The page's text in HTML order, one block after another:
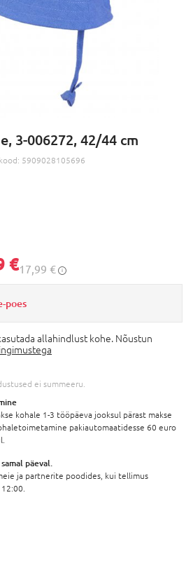
3-006272, 42/44 cm
5909028105696
€17,99 €
poes
allahindlust kohe. Nõustun
ei summeeru.
kohale 1-3 tööpäeva jooksul pärast makse
pakiautomaatidesse 60 euro
samal päeval.
ja partnerite poodides, kui tellimus